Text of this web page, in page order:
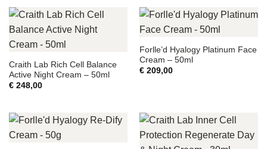
Craith Lab Rich Cell Balance
Active Night Cream – 50ml
€248,00
Forlle’d Hyalogy Platinum Face
Cream – 50ml
€209,00